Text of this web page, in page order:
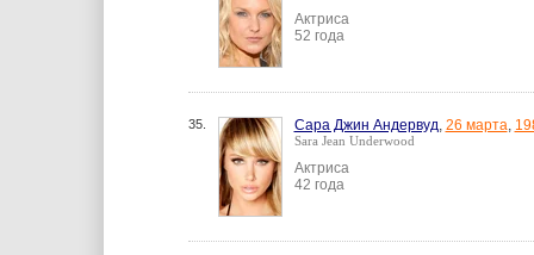
Актриса
52 года
35. Сара Джин Андервуд, 26 марта,
Sara Jean Underwood
Актриса
42 года